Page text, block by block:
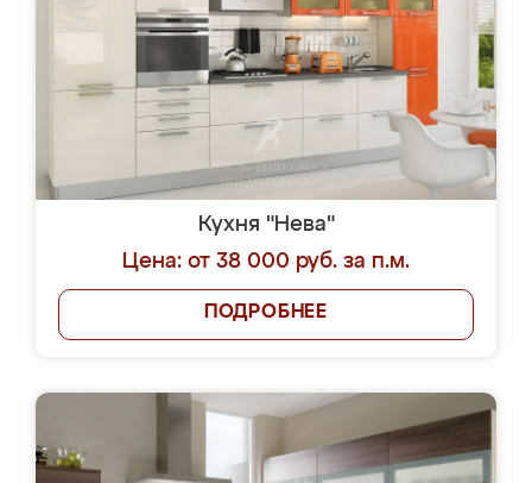
Кухня "Нева"
Цена: от 38 000 руб. за п.м.
ПОДРОБНЕЕ